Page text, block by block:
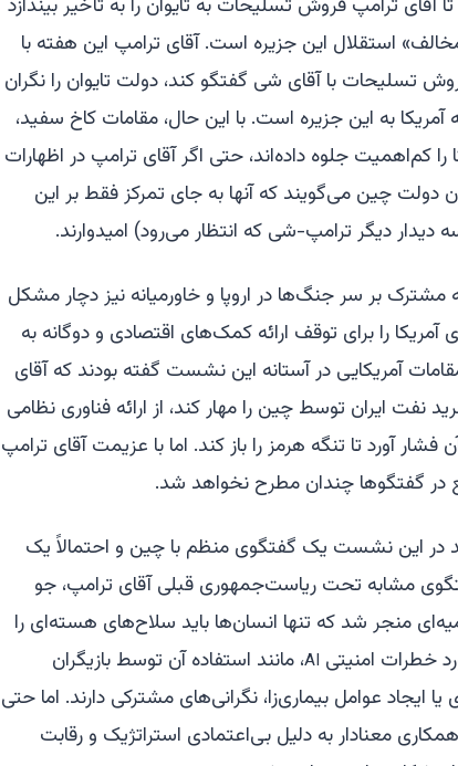
ترامپ فروش تسلیحات به تایوان را به تأخیر بیندازد
استقلال این جزیره است. آقای ترامپ این هفته با
تسلیحات با آقای شی گفتگو کند، دولت تایوان را نگران
به این جزیره است. با این حال، مقامات کاخ سفید،
کم‌اهمیت جلوه داده‌اند، حتی اگر آقای ترامپ در اظهارات
دولت چین می‌گویند که آنها به جای تمرکز فقط بر این
دیگر ترامپ-شی که انتظار می‌رود) امیدوارند.
بر سر جنگ‌ها در اروپا و خاورمیانه نیز دچار مشکل
را برای توقف ارائه کمک‌های اقتصادی و دوگانه به
آمریکایی در آستانه این نشست گفته بودند که آقای
ایران توسط چین را مهار کند، از ارائه فناوری نظامی
آورد تا تنگه هرمز را باز کند. اما با عزیمت آقای ترامپ
در گفتگوها چندان مطرح نخواهد شد.
در این نشست یک گفتگوی منظم با چین و احتمالاً یک
مشابه تحت ریاست‌جمهوری قبلی آقای ترامپ، جو
شد و در سال 2024 به اعلامیه‌ای منجر شد که تنها انسان‌ها باید سلاح‌های هسته‌ای را
خطرات امنیتی AI، مانند استفاده آن توسط بازیگران
یا ایجاد عوامل بیماری‌زا، نگرانی‌های مشترکی دارند. اما حتی
همکاری معنادار به دلیل بی‌اعتمادی استراتژیک و رقابت